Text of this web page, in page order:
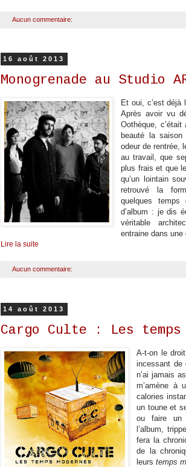
Aucun commentaire:
16 août 2013
Monogrenade au Studio
Et oui, c’est déjà
Après avoir vu
Oothèque, c’était
beauté la
odeur de rentrée,
au travail, que
plus frais et que
qu’un lointain
retrouvé la
quelques temps
d’album : je dis
véritable
entraine dans
Lire la suite
Aucun commentaire:
14 août 2013
Cargo Culte : Les temps
A-t-on le
incessant de
n’ai jamais
m’amène à
calories
un toune et
ou faire un
l’album,
fera la
de la
leurstemps